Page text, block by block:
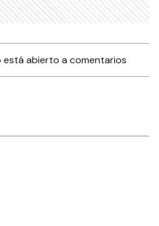
abierto a comentarios